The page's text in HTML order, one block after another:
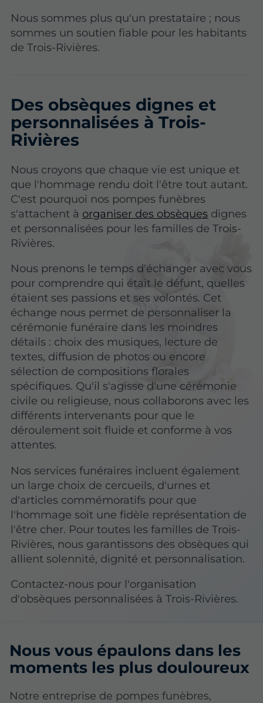
Nous sommes plus qu'un prestataire ; nous
sommes un soutien fiable pour les habitants
de Trois-Rivières.
Des obsèques dignes et
personnalisées à Trois-
Rivières
Nous croyons que chaque vie est unique et
que l'hommage rendu doit l'être tout autant.
C'est pourquoi nos pompes funèbres
s'attachent à organiser des obsèques dignes
et personnalisées pour les familles de Trois-
Rivières.
Nous prenons le temps d'échanger avec vous
pour comprendre qui était le défunt, quelles
étaient ses passions et ses volontés. Cet
échange nous permet de personnaliser la
cérémonie funéraire dans les moindres
détails : choix des musiques, lecture de
textes, diffusion de photos ou encore
sélection de compositions florales
spécifiques. Qu'il s'agisse d'une cérémonie
civile ou religieuse, nous collaborons avec les
différents intervenants pour que le
déroulement soit fluide et conforme à vos
attentes.
Nos services funéraires incluent également
un large choix de cercueils, d'urnes et
d'articles commémoratifs pour que
l'hommage soit une fidèle représentation de
l'être cher. Pour toutes les familles de Trois-
Rivières, nous garantissons des obsèques qui
allient solennité, dignité et personnalisation.
Contactez-nous pour l'organisation
d'obsèques personnalisées à Trois-Rivières.
Nous vous épaulons dans les
moments les plus douloureux
Notre entreprise de pompes funèbres,